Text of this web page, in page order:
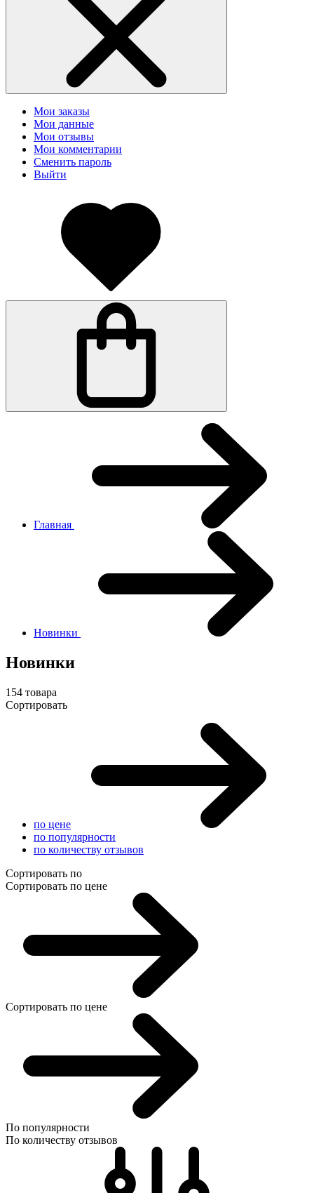
Мои заказы
Мои данные
Мои отзывы
Мои комментарии
Сменить пароль
Выйти
Главная
Новинки
Новинки
154 товара
Сортировать
по цене
по популярности
по количеству отзывов
Сортировать по
Сортировать по цене
Сортировать по цене
По популярности
По количеству отзывов